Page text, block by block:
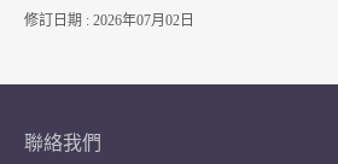
修訂日期 : 2026年07月02日
聯絡我們